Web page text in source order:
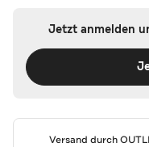
Jetzt anmelden
Versand durch